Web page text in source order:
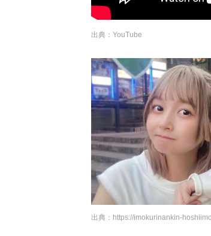
出典：YouTube
出典： https://imokurinankin-